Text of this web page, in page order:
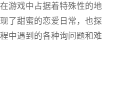
游戏中占据着特殊性的地
了甜蜜的恋爱日常，也探
中遇到的各种询问题和难